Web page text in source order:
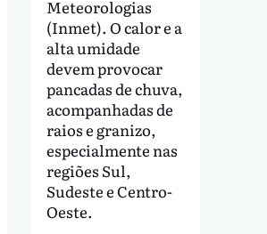
Meteorologias
(Inmet). O calor e a
alta umidade
devem provocar
pancadas de chuva,
acompanhadas de
raios e granizo,
especialmente nas
regiões Sul,
Sudeste e Centro-
Oeste.